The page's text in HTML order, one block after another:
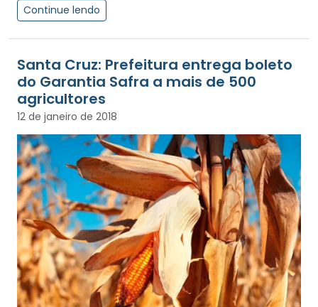
Continue lendo
Santa Cruz: Prefeitura entrega boleto
do Garantia Safra a mais de 500
agricultores
12 de janeiro de 2018